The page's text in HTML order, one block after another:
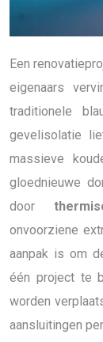
Een
eigenaars
traditionele
gevelisolatie
massieve
gloednieuwe
door
onvoorziene
aanpak is om
één project te
worden
aansluitingen